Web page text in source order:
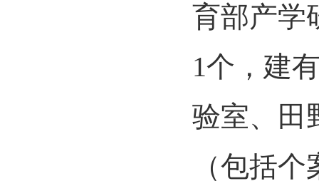
育部产学
1个，建
验室、田
（包括